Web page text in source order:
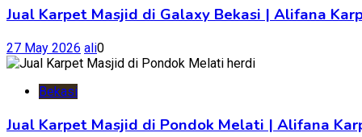
Jual Karpet Masjid di Galaxy Bekasi | Alifana
27 May 2026 ali0
Bekasi
Jual Karpet Masjid di Pondok Melati | Alifana